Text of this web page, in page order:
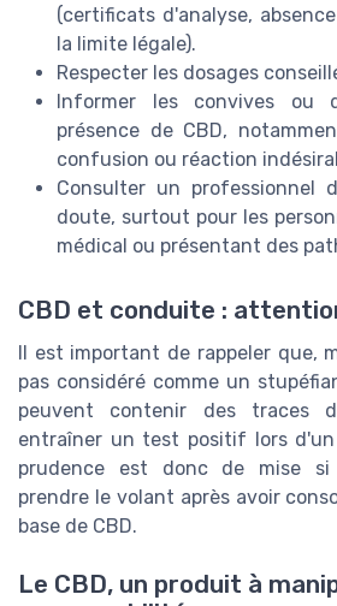
(certificats d'analyse,
la limite légale).
Respecter les dosages
Informer les convives ou
présence de CBD,
confusion ou réaction
Consulter un professionnel
doute, surtout pour les
médical ou présentant des
CBD et conduite :
Il est important de rappeler que,
pas considéré comme un
peuvent contenir des traces
entraîner un test positif lors
prudence est donc de mise si
prendre le volant après avoir
base de CBD.
Le CBD, un produit à